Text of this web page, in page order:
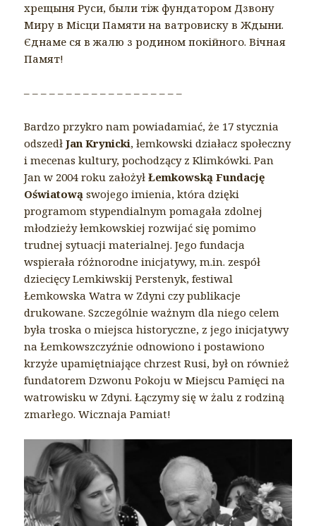
хрещыня Руси, были тіж фундатором Дзвону
Миру в Місци Памяти на ватровиску в Ждыни.
Єднаме ся в жалю з родином покійного. Вічная
Памят!
– – – – – – – – – – – – – – – – – – –
Bardzo przykro nam powiadamiać, że 17 stycznia
odszedłJan Krynicki, łemkowski działacz społeczny
i mecenas kultury, pochodzący z Klimkówki. Pan
Jan w 2004 roku założyłŁemkowską Fundację
Oświatową swojego imienia, która dzięki
programom stypendialnym pomagała zdolnej
młodzieży łemkowskiej rozwijać się pomimo
trudnej sytuacji materialnej. Jego fundacja
wspierała różnorodne inicjatywy, m.in. zespół
dziecięcy Lemkiwskij Perstenyk, festiwal
Łemkowska Watra w Zdyni czy publikacje
drukowane. Szczególnie ważnym dla niego celem
była troska o miejsca historyczne, z jego inicjatywy
na Łemkowszczyźnie odnowiono i postawiono
krzyże upamiętniające chrzest Rusi, był on również
fundatorem Dzwonu Pokoju w Miejscu Pamięci na
watrowisku w Zdyni. Łączymy się w żalu z rodziną
zmarłego. Wicznaja Pamiat!